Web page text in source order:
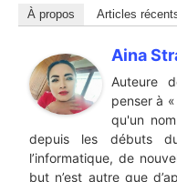
À propos Articles
Aina
Auteure
penser à
qu'un
depuis les débuts
l’informatique, de
but n’est autre que